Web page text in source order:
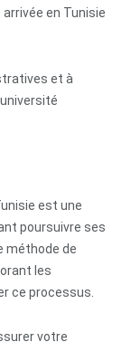
en Tunisie
et à
est une
poursuivre ses
méthode de
les
ce processus.
votre